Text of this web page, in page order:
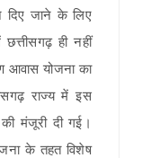
दिए जाने के लिए
ही नहीं
आवास योजना का
राज्य में इस
मंजूरी दी गई।
के तहत विशेष